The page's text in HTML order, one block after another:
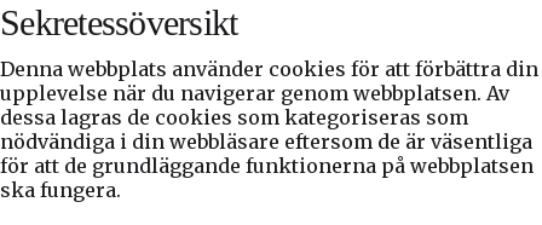
Sekretessöversikt
Denna webbplats använder cookies för att förbättra din
upplevelse när du navigerar genom webbplatsen. Av
dessa lagras de cookies som kategoriseras som
nödvändiga i din webbläsare eftersom de är väsentliga
för att de grundläggande funktionerna på webbplatsen
ska fungera.